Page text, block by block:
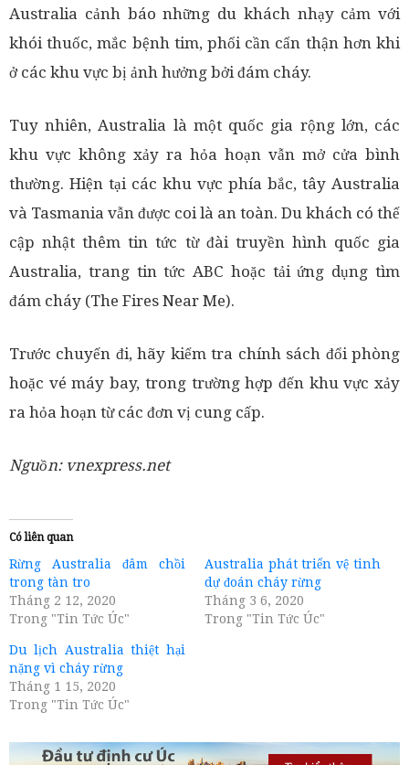
Australia cảnh báo những du khách nhạy cảm với
khói thuốc, mắc bệnh tim, phổi cần cẩn thận hơn khi
ở các khu vực bị ảnh hưởng bởi đám cháy.
Tuy nhiên, Australia là một quốc gia rộng lớn, các
khu vực không xảy ra hỏa hoạn vẫn mở cửa bình
thường. Hiện tại các khu vực phía bắc, tây Australia
và Tasmania vẫn được coi là an toàn. Du khách có thể
cập nhật thêm tin tức từ đài truyền hình quốc gia
Australia, trang tin tức ABC hoặc tải ứng dụng tìm
đám cháy (The Fires Near Me).
Trước chuyến đi, hãy kiểm tra chính sách đổi phòng
hoặc vé máy bay, trong trường hợp đến khu vực xảy
ra hỏa hoạn từ các đơn vị cung cấp.
Nguồn: vnexpress.net
Có liên quan
Rừng Australia đâm chồi
trong tàn tro
Tháng 2 12, 2020
Trong "Tin Tức Úc"
Australia phát triển vệ tinh
dự đoán cháy rừng
Tháng 3 6, 2020
Trong "Tin Tức Úc"
Du lịch Australia thiệt hại
nặng vì cháy rừng
Tháng 1 15, 2020
Trong "Tin Tức Úc"